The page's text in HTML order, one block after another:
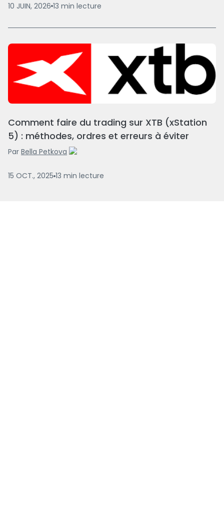
10 JUIN, 2026 13 min lecture
Comment faire du trading sur XTB (xStation
5) : méthodes, ordres et erreurs à éviter
Par Bella Petkova
15 OCT., 2025 13 min lecture